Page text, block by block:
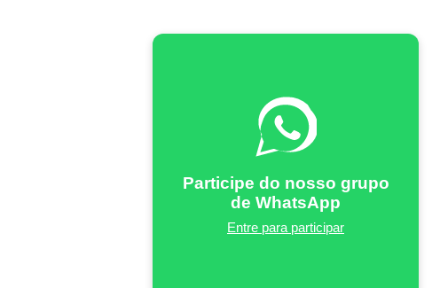
Participe do nosso grupo
de WhatsApp
Entre para participar